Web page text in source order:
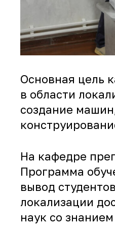
Основная цель
в области
создание
На кафедре
Программа
вывод
локализации
наук со